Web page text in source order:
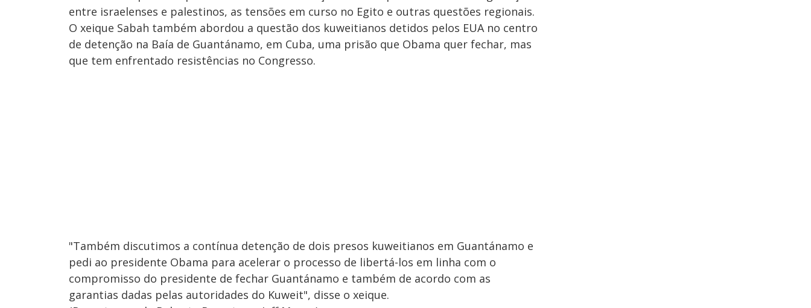
entre israelenses e palestinos, as tensões em curso no Egito e outras questões regionais.
O xeique Sabah também abordou a questão dos kuweitianos detidos pelos EUA no centro
de detenção na Baía de Guantánamo, em Cuba, uma prisão que Obama quer fechar, mas
que tem enfrentado resistências no Congresso.
"Também discutimos a contínua detenção de dois presos kuweitianos em Guantánamo e
pedi ao presidente Obama para acelerar o processo de libertá-los em linha com o
compromisso do presidente de fechar Guantánamo e também de acordo com as
garantias dadas pelas autoridades do Kuweit", disse o xeique.